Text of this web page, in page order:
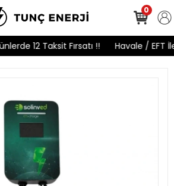
12 Taksit Fırsatı !! Havale / EFT
0